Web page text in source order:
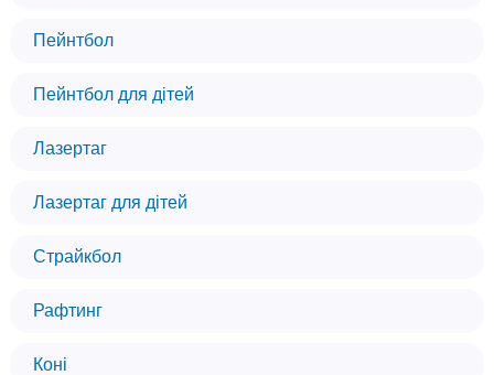
Пейнтбол
Пейнтбол для дітей
Лазертаг
Лазертаг для дітей
Страйкбол
Рафтинг
Коні